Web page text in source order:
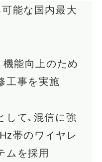
能な国内最大
能向上のため
工事を実施
して､混信に強
帯のワイヤレ
ムを採用